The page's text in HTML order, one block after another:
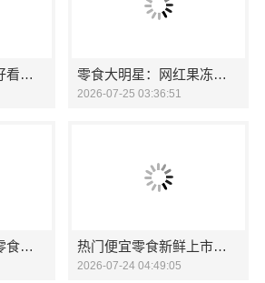
城市网红海苔哪家好看零食大明星 零食大明星：网红果冻囤货新选择
2026-07-25 03:36:51
热门解馋饼干选购零食大明星 热门便宜零食新鲜上市，零食大明星
2026-07-24 04:49:05